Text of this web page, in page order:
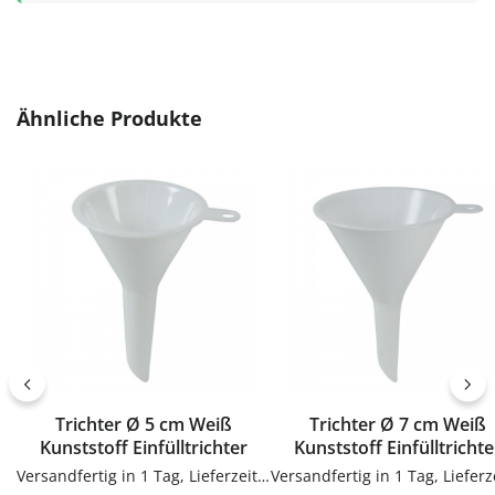
Produktgalerie überspringen
Ähnliche Produkte
Trichter Ø 5 cm Weiß
Kunststoff Einfülltrichter
Versandfertig in 1 Tag, Lieferzeit 1-3 Tage
Trichter Ø 7 cm Weiß
Kunststoff